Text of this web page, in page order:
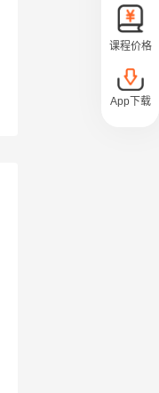
课程价格
App下载